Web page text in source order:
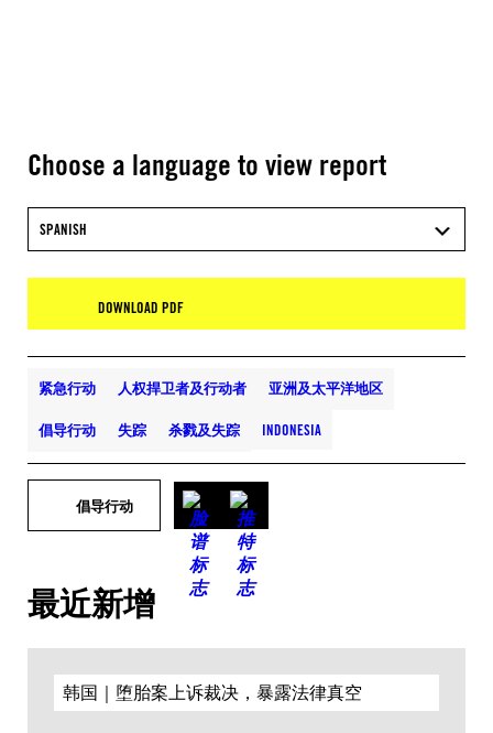
Choose a language to view report
SPANISH
DOWNLOAD PDF
紧急行动 人权捍卫者及行动者 亚洲及太平洋地区
倡导行动 失踪 杀戮及失踪 INDONESIA
倡导行动
最近新增
韩国｜堕胎案上诉裁决，暴露法律真空